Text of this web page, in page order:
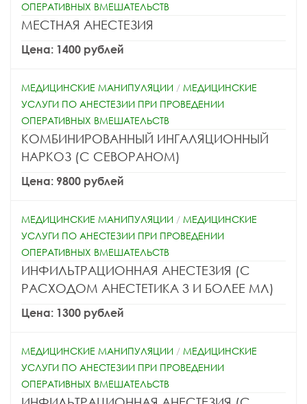
ОПЕРАТИВНЫХ ВМЕШАТЕЛЬСТВ
МЕСТНАЯ АНЕСТЕЗИЯ
Цена: 1400 рублей
МЕДИЦИНСКИЕ МАНИПУЛЯЦИИ / МЕДИЦИНСКИЕ
УСЛУГИ ПО АНЕСТЕЗИИ ПРИ ПРОВЕДЕНИИ
ОПЕРАТИВНЫХ ВМЕШАТЕЛЬСТВ
КОМБИНИРОВАННЫЙ ИНГАЛЯЦИОННЫЙ
НАРКОЗ (С СЕВОРАНОМ)
Цена: 9800 рублей
МЕДИЦИНСКИЕ МАНИПУЛЯЦИИ / МЕДИЦИНСКИЕ
УСЛУГИ ПО АНЕСТЕЗИИ ПРИ ПРОВЕДЕНИИ
ОПЕРАТИВНЫХ ВМЕШАТЕЛЬСТВ
ИНФИЛЬТРАЦИОННАЯ АНЕСТЕЗИЯ (С
РАСХОДОМ АНЕСТЕТИКА 3 И БОЛЕЕ МЛ)
Цена: 1300 рублей
МЕДИЦИНСКИЕ МАНИПУЛЯЦИИ / МЕДИЦИНСКИЕ
УСЛУГИ ПО АНЕСТЕЗИИ ПРИ ПРОВЕДЕНИИ
ОПЕРАТИВНЫХ ВМЕШАТЕЛЬСТВ